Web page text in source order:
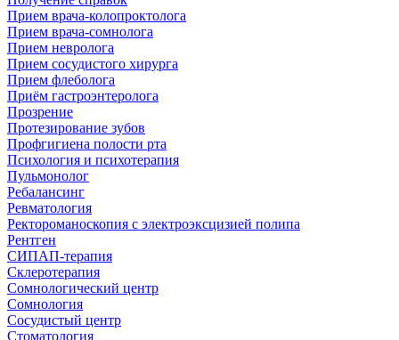
Прием врача-колопроктолога
Прием врача-сомнолога
Прием невролога
Прием сосудистого хирурга
Прием флеболога
Приём гастроэнтеролога
Прозрение
Протезирование зубов
Профгигиена полости рта
Психология и психотерапия
Пульмонолог
Ребалансинг
Ревматология
Ректороманоскопия с электроэксцизией полипа
Рентген
СИПАП-терапия
Склеротерапия
Сомнологический центр
Сомнология
Сосудистый центр
Стоматология